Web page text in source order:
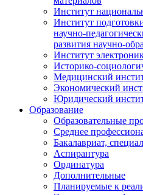
Институт
Институт
научно-
развития научно-
Институт
Историко-
Медицинский
Экономический
Юридический
Образование
Образовательные
Среднее
Бакалавриат,
Аспирантура
Ординатура
Дополнительные
Планируемые к